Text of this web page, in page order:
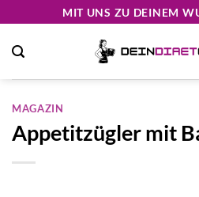
springen
MIT UNS ZU DEINEM
MAGAZIN
Appetitzügler mit